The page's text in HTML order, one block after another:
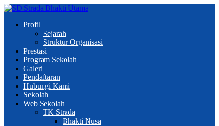
Profil
Sejarah
Struktur Organisasi
Prestasi
Program Sekolah
Galeri
Pendaftaran
Hubungi Kami
Sekolah
Web Sekolah
TK Strada
Bhakti Nusa